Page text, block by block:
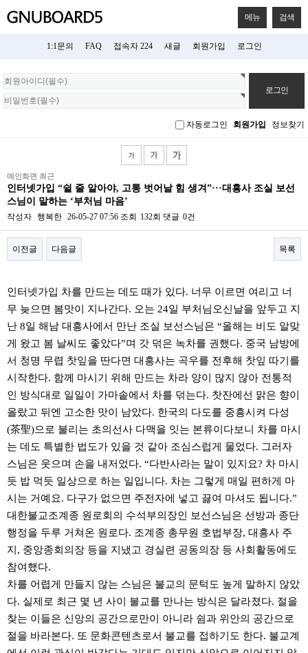
메뉴 검색
1:1문의 FAQ 접속자 224 새글 회원가입 로그인
회
원
로
자동로그인 회원가입 정보찾기
메인화면 최근
인터넷가입 “쉴 줄 알아야, 고통 벗어날 힘 생겨”···대흥사 조실 보선
스님이 말하는 ‘부처님 마음’
작성자 행복한 26-05-27 07:56 조회 132회 댓글 0건
이전글 다음글 목록
인터넷가입 차를 만드는 데도 때가 있다. 너무 이르면 여리고 너
무 늦으면 봄맛이 지나간다. 오는 24일 부처님오신날을 앞두고 지
난 8일 해남 대흥사에서 만난 조실 보선스님은 “올해는 비도 알맞
게 왔고 봄 날씨도 좋았다”며 갓 덖은 녹차를 권했다. 중국 남방에
서 청명 무렵 찻잎을 딴다면 대흥사는 곡우를 전후해 찻잎 따기를
시작한다. 함께 마시기 위해 만드는 차라 양이 많지 않아 전통적
인 방식대로 일일이 가마솥에서 차를 덖는다. 찻잔에선 맑은 향이
올랐고 뒤엔 고소한 맛이 남았다. 한국의 다도를 중흥시켜 다성
(茶聖)으로 불리는 초의선사 다맥을 잇는 본류이다보니 차를 마시
는 데도 특별한 법도가 있을 것 같아 조심스럽게 물었다. 그러자
스님은 웃으며 손을 내저었다. “다반사라는 말이 있지요? 차 마시
듯 밥 먹듯 일상으로 하는 일입니다. 차는 그렇게 매일 편하게 마
시는 거예요. 다구가 없으면 주전자에 넣고 끓여 마셔도 됩니다.”
대한불교조계종 원로회의 수석부의장인 보선스님은 선방과 종단
행정을 두루 거쳐온 원로다. 조계종 총무원 호법부장, 대흥사 주
지, 중앙종회의장 등을 지냈고 경실련 공동의장 등 사회활동에도
참여했다.
차를 어렵게 만들지 않는 스님은 불교의 문턱도 높게 말하지 않았
다. 실제로 최근 몇 년 사이 불교를 만나는 방식은 달라졌다. 절을
찾는 이들은 신앙의 공간으로만이 아니라 쉼과 위안의 공간으로
절을 바라본다. 또 문화콘텐츠로서 불교를 접하기도 한다. 불교계